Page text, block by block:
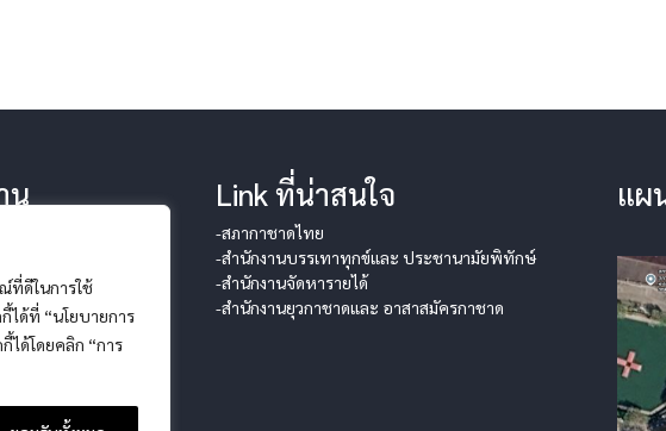
ที่ดีในการใช้
ได้ที่ “นโยบายการ
ได้โดยคลิก “การ
น Link ที่น่าสนใจ
-สภากาชาดไทย
-สำนักงานบรรเทาทุกข์และ ประชานามัยพิทักษ์
-สำนักงานจัดหารายได้
-สำนักงานยุวกาชาดและ อาสาสมัครกาชาด
แผ